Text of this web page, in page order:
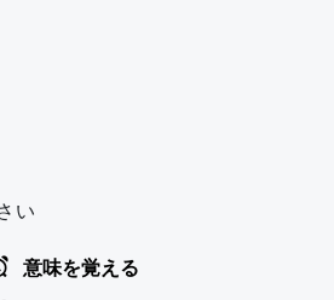
い
意味を覚える